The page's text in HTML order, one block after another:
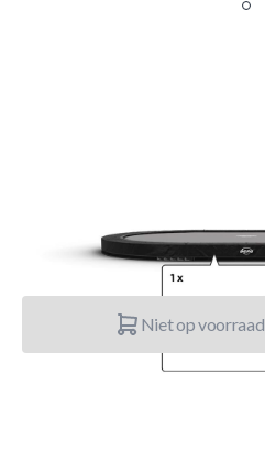
€ 549.–
Niet op voorraad